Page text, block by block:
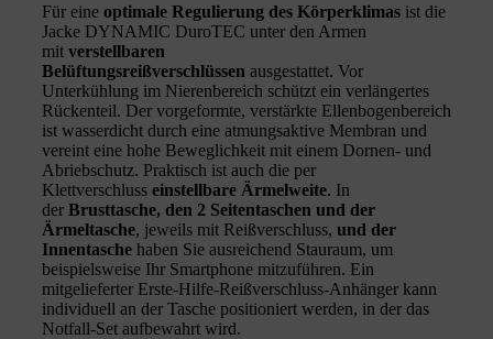
Für eine optimale Regulierung des Körperklimas ist die
Jacke DYNAMIC DuroTEC unter den Armen
mit verstellbaren
Belüftungsreißverschlüssen ausgestattet. Vor
Unterkühlung im Nierenbereich schützt ein verlängertes
Rückenteil. Der vorgeformte, verstärkte Ellenbogenbereich
ist wasserdicht durch eine atmungsaktive Membran und
vereint eine hohe Beweglichkeit mit einem Dornen- und
Abriebschutz. Praktisch ist auch die per
Klettverschluss einstellbare Ärmelweite. In
der Brusttasche, den 2 Seitentaschen und der
Ärmeltasche, jeweils mit Reißverschluss, und der
Innentasche haben Sie ausreichend Stauraum, um
beispielsweise Ihr Smartphone mitzuführen. Ein
mitgelieferter Erste-Hilfe-Reißverschluss-Anhänger kann
individuell an der Tasche positioniert werden, in der das
Notfall-Set aufbewahrt wird.